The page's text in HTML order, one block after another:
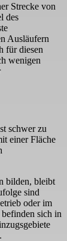
Strecke von
des
Ausläufern
für diesen
wenigen
schwer zu
einer Fläche
bilden, bleibt
sind
oder im
sich in